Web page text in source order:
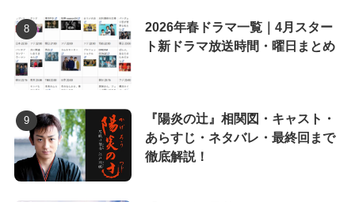
2026年春ドラマ一覧｜4月スター
ト新ドラマ放送時間・曜日まとめ
『陽炎の辻』相関図・キャスト・
あらすじ・ネタバレ・最終回まで
徹底解説！